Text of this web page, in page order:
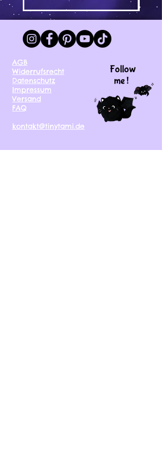
AGB
Widerrufsrecht
Datenschutz
Impressum
Versand
FAQ
kontakt@tinytami.de
Follow
me !